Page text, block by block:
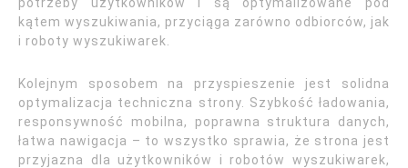
kątem wyszukiwania, przyciąga zarówno odbiorców, jak
i roboty wyszukiwarek.
Kolejnym sposobem na przyspieszenie jest solidna
optymalizacja techniczna strony. Szybkość ładowania,
responsywność mobilna, poprawna struktura danych,
łatwa nawigacja – to wszystko sprawia, że strona jest
przyjazna dla użytkowników i robotów wyszukiwarek,